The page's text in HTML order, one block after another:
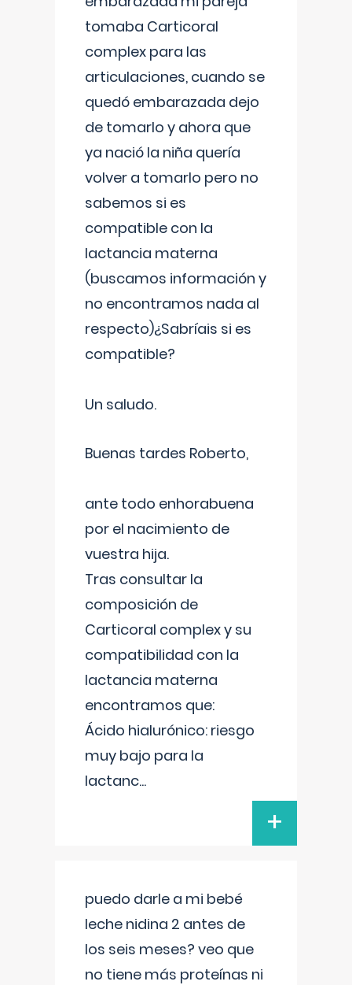
tomaba Carticoral
complex para las
articulaciones, cuando se
quedó embarazada dejo
de tomarlo y ahora que
ya nació la niña quería
volver a tomarlo pero no
sabemos si es
compatible con la
lactancia materna
(buscamos información y
no encontramos nada al
respecto)¿Sabríais si es
compatible?
Un saludo.
Buenas tardes Roberto,
ante todo enhorabuena
por el nacimiento de
vuestra hija.
Tras consultar la
composición de
Carticoral complex y su
compatibilidad con la
lactancia materna
encontramos que:
Ácido hialurónico: riesgo
muy bajo para la
lactanc...
+
puedo darle a mi bebé
leche nidina 2 antes de
los seis meses? veo que
no tiene más proteínas ni